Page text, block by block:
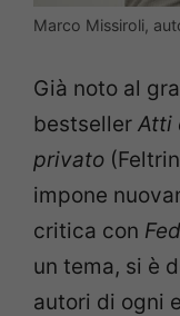
Marco Missiroli,
Già noto al
bestseller Atti
privato
impone
critica con
un tema, si è
autori di ogni